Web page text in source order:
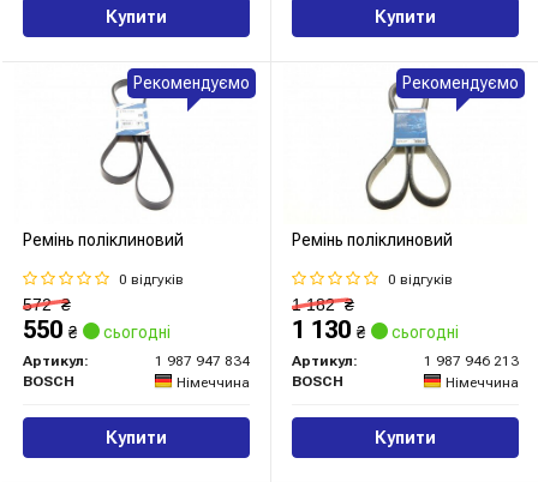
Купити Купити
Ремінь поліклиновий
0 відгуків
572₴
550 ₴ сьогодні
Артикул:
1 987 947 834
BOSCH
Німеччина
Купити
Рекомендуємо
Ремінь поліклиновий
0 відгуків
1 182₴
1 130 ₴ сьогодні
Артикул:
1 987 946 213
BOSCH
Німеччина
Купити
Рекомендуємо